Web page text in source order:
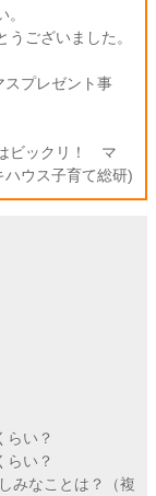
ございました。
スプレゼント事
ビックリ！ マ
ウス子育て総研)
らい？
らい？
みなことは？（複